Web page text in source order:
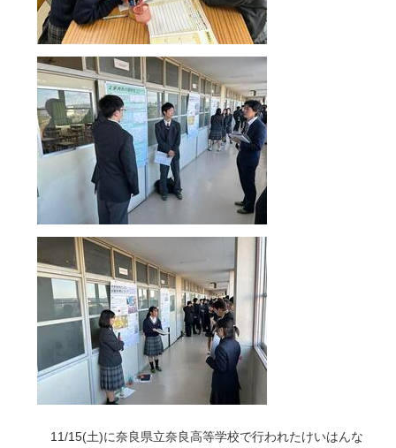
11/15(土)に奈良県立奈良高等学校で行われたけいはんな